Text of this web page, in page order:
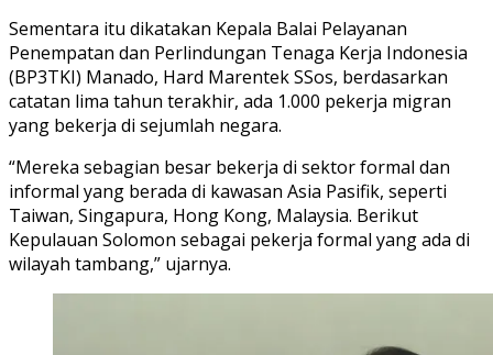
Sementara itu dikatakan Kepala Balai Pelayanan
Penempatan dan Perlindungan Tenaga Kerja Indonesia
(BP3TKI) Manado, Hard Marentek SSos, berdasarkan
catatan lima tahun terakhir, ada 1.000 pekerja migran
yang bekerja di sejumlah negara.
“Mereka sebagian besar bekerja di sektor formal dan
informal yang berada di kawasan Asia Pasifik, seperti
Taiwan, Singapura, Hong Kong, Malaysia. Berikut
Kepulauan Solomon sebagai pekerja formal yang ada di
wilayah tambang,” ujarnya.